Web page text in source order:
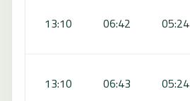
05:24
06:42
13:10
05:24
06:43
13:10